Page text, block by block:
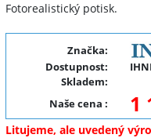
Fotorealistický potisk.
Značka:
Dostupnost:
Skladem:
Naše cena : 1
Litujeme, ale uvedený